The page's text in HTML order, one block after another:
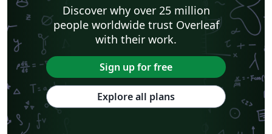
Discover why over 25 million
people worldwide trust Overleaf
with their work.
Sign up for free
Explore all plans